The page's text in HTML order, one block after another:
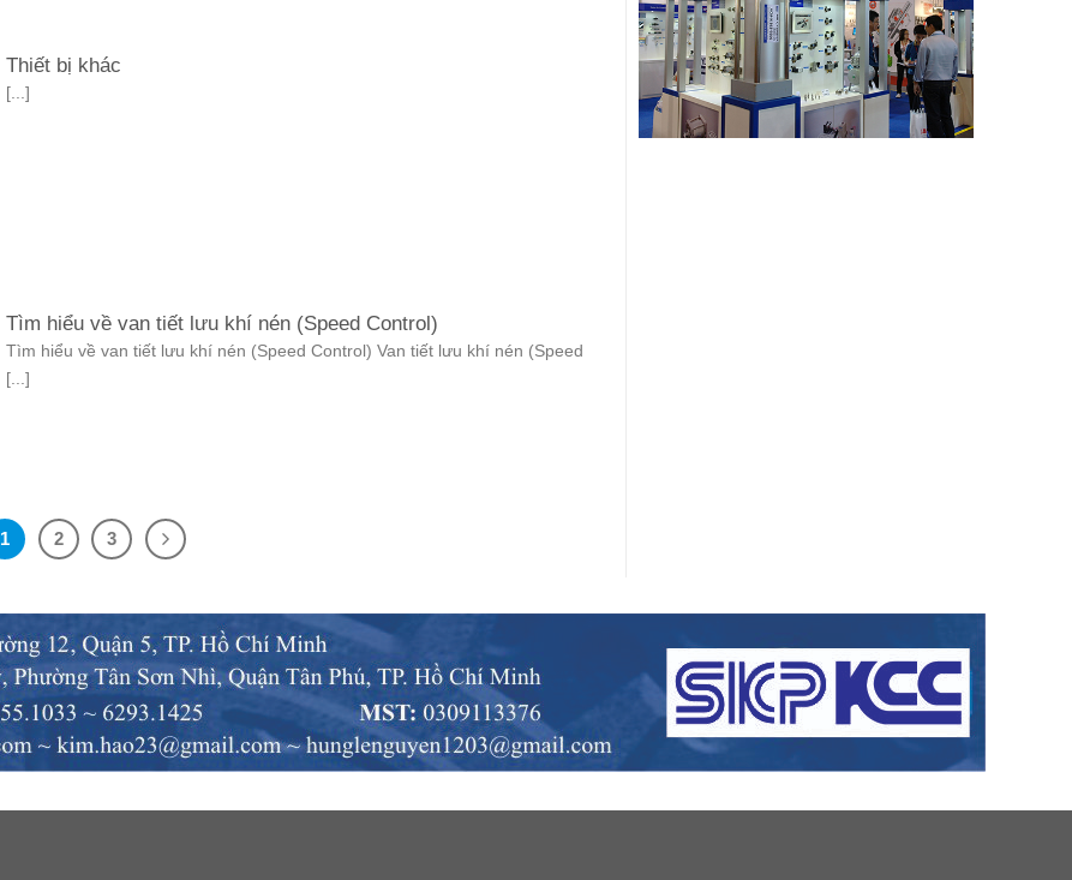
Thiết bị khác
[...]
Tìm hiểu về van tiết lưu khí nén (Speed Control)
Tìm hiểu về van tiết lưu khí nén (Speed Control) Van tiết lưu khí nén (Speed
[...]
1 2 3